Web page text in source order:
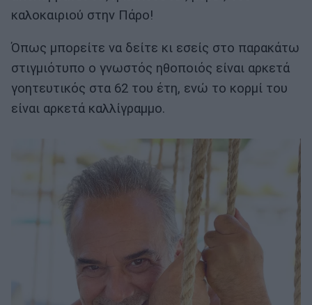
καλοκαιριού στην Πάρο!
Όπως μπορείτε να δείτε κι εσείς στο παρακάτω
στιγμιότυπο ο γνωστός ηθοποιός είναι αρκετά
γοητευτικός στα 62 του έτη, ενώ το κορμί του
είναι αρκετά καλλίγραμμο.